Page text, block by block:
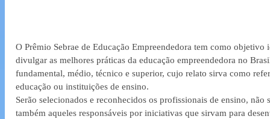
O Prêmio Sebrae de Educação Empreendedora tem como
divulgar as melhores práticas da educação empreendedora no
fundamental, médio, técnico e superior, cujo relato sirva como
educação ou instituições de ensino.
Serão selecionados e reconhecidos os profissionais de ensino, não
também aqueles responsáveis por iniciativas que sirvam para